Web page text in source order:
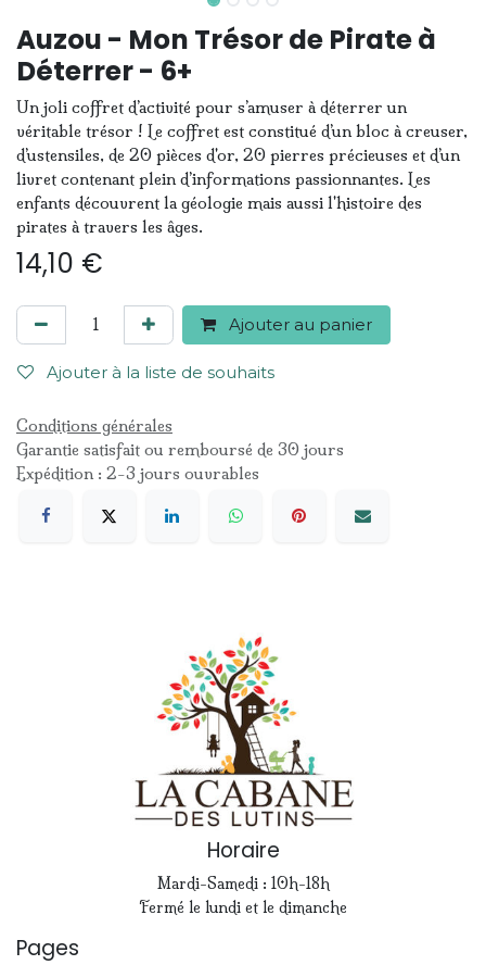
Auzou - Mon Trésor de Pirate à
Déterrer - 6+
Un joli coffret d’activité pour s’amuser à déterrer un
véritable trésor ! Le coffret est constitué d’un bloc à creuser,
d’ustensiles, de 20 pièces d'or, 20 pierres précieuses et d’un
livret contenant plein d’informations passionnantes. Les
enfants découvrent la géologie mais aussi l'histoire des
pirates à travers les âges.
14,10 €
Ajouter au panier
Ajouter à la liste de souhaits
Conditions générales
Garantie satisfait ou remboursé de 30 jours
Expédition : 2-3 jours ouvrables
Horaire
Mardi-Samedi : 10h-18h
Fermé le lundi et le dimanche
Pages